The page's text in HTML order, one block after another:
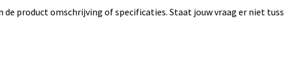
product omschrijving of specificaties. Staat jouw vraag er niet